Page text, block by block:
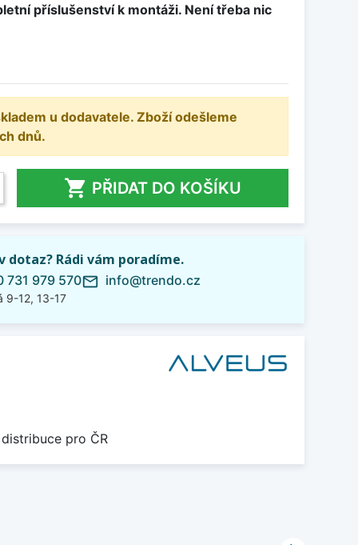
příslušenství k montáži. Není třeba nic
u dodavatele. Zboží odešleme
dnů.
 PŘIDAT DO KOŠÍKU
dotaz? Rádi vám poradíme.
731 979 570
9-12, 13-17
mail_outline info@trendo.cz
pro ČR